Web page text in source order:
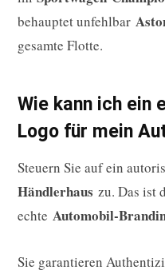
behauptet unfehlbar
gesamte Flotte.
Wie kann ich ein
Logo für mein
Steuern Sie auf ein
Händlerhaus zu. Das ist
echte Automobil-
Sie garantieren